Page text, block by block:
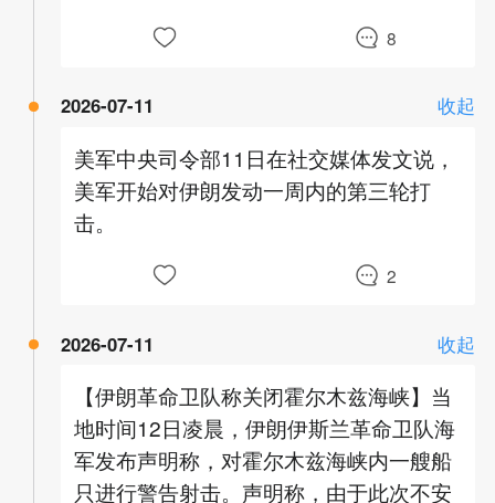
8
2026-07-11 收起
美军中央司令部11日在社交媒体发文说，
美军开始对伊朗发动一周内的第三轮打
击。
2
2026-07-11 收起
【伊朗革命卫队称关闭霍尔木兹海峡】当
地时间12日凌晨，伊朗伊斯兰革命卫队海
军发布声明称，对霍尔木兹海峡内一艘船
只进行警告射击。声明称，由于此次不安